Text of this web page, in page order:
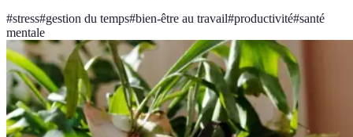
#stress#gestion du temps#bien-être au travail#productivité#santé
mentale